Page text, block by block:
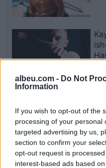
albeu.com - Do Not
Information
If you wish to opt-out of the
processing of your personal
targeted advertising by us,
section to confirm your
opt-out request is
interest-based ads based